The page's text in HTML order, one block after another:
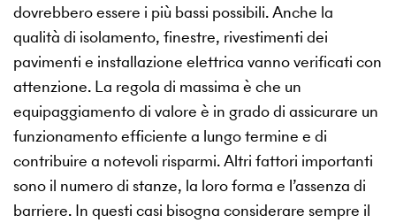
dovrebbero essere i più bassi possibili. Anche la
qualità di isolamento, finestre, rivestimenti dei
pavimenti e installazione elettrica vanno verificati con
attenzione. La regola di massima è che un
equipaggiamento di valore è in grado di assicurare un
funzionamento efficiente a lungo termine e di
contribuire a notevoli risparmi. Altri fattori importanti
sono il numero di stanze, la loro forma e l’assenza di
barriere. In questi casi bisogna considerare sempre il